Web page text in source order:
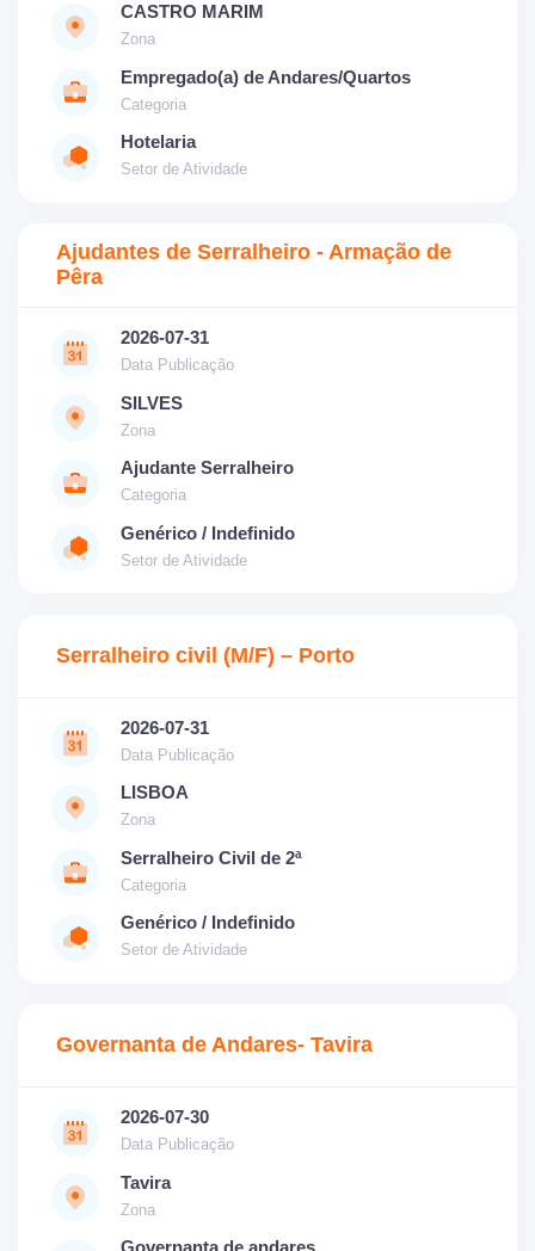
CASTRO MARIM
Zona
Empregado(a) de Andares/Quartos
Categoria
Hotelaria
Setor de Atividade
Ajudantes de Serralheiro - Armação de
Pêra
2026-07-31
Data Publicação
SILVES
Zona
Ajudante Serralheiro
Categoria
Genérico / Indefinido
Setor de Atividade
Serralheiro civil (M/F) – Porto
2026-07-31
Data Publicação
LISBOA
Zona
Serralheiro Civil de 2ª
Categoria
Genérico / Indefinido
Setor de Atividade
Governanta de Andares- Tavira
2026-07-30
Data Publicação
Tavira
Zona
Governanta de andares